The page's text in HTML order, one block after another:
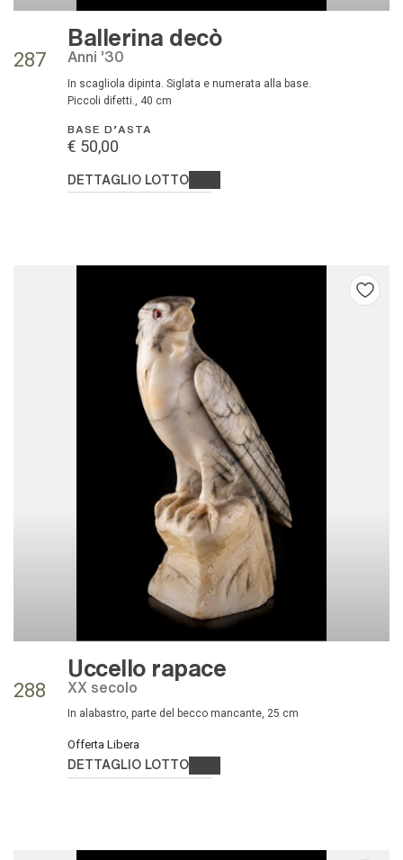
287
Ballerina decò
anni '30
in scagliola dipinta. Siglata e numerata alla base.
Piccoli difetti., 40 cm
BASE D'ASTA
€ 50,00
DETTAGLIO LOTTO
288
Uccello rapace
XX secolo
In alabastro, parte del becco mancante, 25 cm
Offerta Libera
DETTAGLIO LOTTO